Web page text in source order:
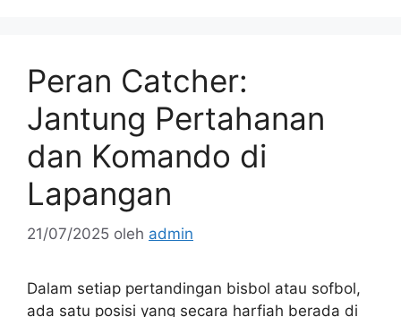
Peran Catcher:
Jantung Pertahanan
dan Komando di
Lapangan
21/07/2025 oleh admin
Dalam setiap pertandingan bisbol atau sofbol,
ada satu posisi yang secara harfiah berada di